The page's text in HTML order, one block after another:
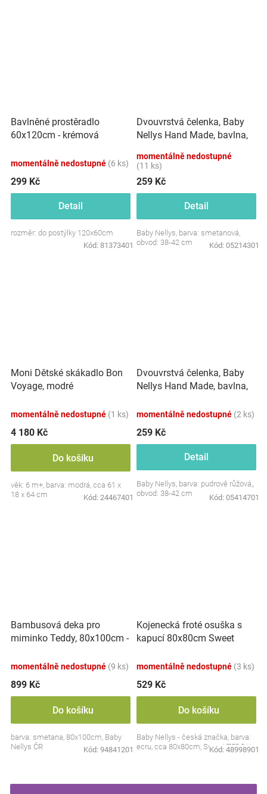
Bavlněné prostěradlo
60x120cm - krémová
momentálně nedostupné (6 ks)
299 Kč
Detail
rozměr: do postýlky 120x60cm
Kód: 81373401
Dvouvrstvá čelenka, Baby
Nellys Hand Made, bavlna,
80/98
momentálně nedostupné
(11 ks)
259 Kč
Detail
Baby Nellys, barva: smetanová,
obvod: 38-42 cm
Kód: 05214301
Moni Dětské skákadlo Bon
Voyage, modré
momentálně nedostupné (1 ks)
4 180 Kč
Do košíku
věk: 6 m+, barva: modrá, cca 61 x
18 x 64 cm
Kód: 24467401
Dvouvrstvá čelenka, Baby
Nellys Hand Made, bavlna,
růžová, 80/98
momentálně nedostupné (2 ks)
259 Kč
Detail
Baby Nellys, barva: pudrově růžová,,
obvod: 38-42 cm
Kód: 05414701
Bambusová deka pro
miminko Teddy, 80x100cm -
momentálně nedostupné (9 ks)
899 Kč
Do košíku
barva: smetana, 80x100cm, Baby
Nellys ČR
Kód: 94841201
Kojenecká froté osuška s
kapucí 80x80cm Sweet
momentálně nedostupné (3 ks)
529 Kč
Do košíku
Baby Nellys - česká značka, barva:
ecru, cca 80x80cm, Sweet TEDDY
Kód: 48998901